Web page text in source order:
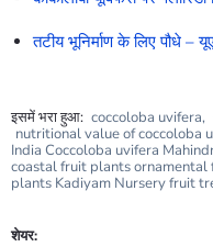
तटीय भूनिर्माण के लिए पौधे –
इसमें भरा हुआ: coccoloba uvifera,
nutritional value of coccoloba
India Coccoloba uvifera
coastal fruit plants ornamental
plants Kadiyam Nursery fruit
शेयर: